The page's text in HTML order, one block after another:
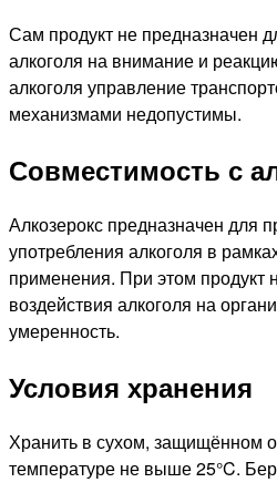
Сам продукт не предназначен
алкоголя на внимание и
алкоголя управление
механизмами недопустимы.
Совместимость с
Алкозерокс предназначен для
употребления алкоголя в
применения. При этом продукт
воздействия алкоголя на
умеренность.
Условия хранения
Хранить в сухом, защищённом
температуре не выше 25°C.